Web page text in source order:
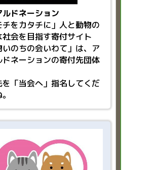
ルドネーション
チをカタチに」人と動物の
社会を目指す寄付サイト
いのちの会いわて」は、ア
ドネーションの寄付先団体
を「当会へ」指名してくだ